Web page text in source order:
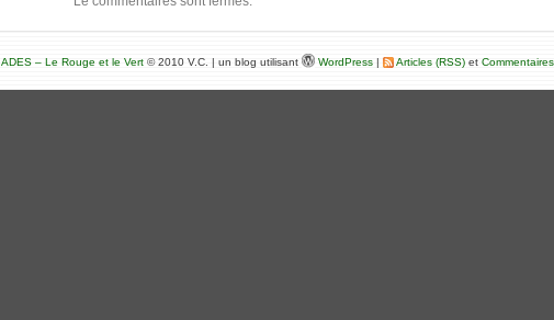
ADES – Le Rouge et le Vert © 2010 V.C. | un blog utilisant WordPress | Articles (RSS) et